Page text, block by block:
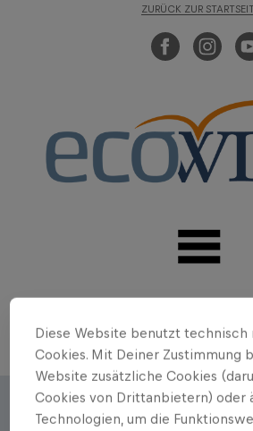
ZURÜCK ZUR
Autorenportrait
Diese Website benutzt technisch
Cookies. Mit Deiner Zustimmung
Website zusätzliche Cookies
Cookies von Drittanbietern) oder
Technologien, um die